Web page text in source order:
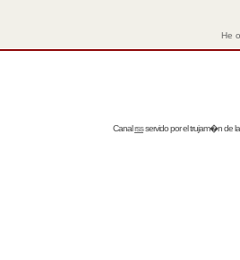
He
Canalrssservido por eltrujam�nde